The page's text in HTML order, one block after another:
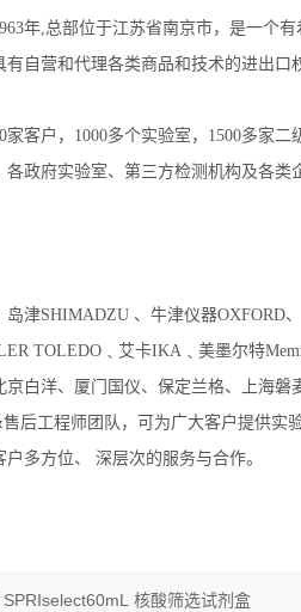
年,总部位于江苏省南京市，是一个
自营和代理各类商品和技术的进出口
客户，1000多个实验室，1500多家
各政府实验室、第三方检测机构及各类
津SHIMADZU 、牛津仪器OXFORD
TOLEDO﹑艾卡IKA﹑美墨尔特
白洋、厦门国仪、保定兰格、上海磐
后工程师团队，可为广大客户提供实
多方位、 深层次的服务与合作。